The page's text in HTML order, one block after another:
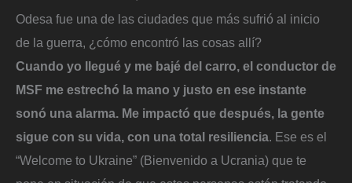
Odesa fue una de las ciudades que más sufrió al inicio
de la guerra, ¿cómo encontró las cosas allí?
Cuando yo llegué y me bajé del carro, el conductor de
MSF me estrechó la mano y justo en ese instante
sonó una alarma. Me impactó que después, la gente
sigue con su vida, con una total resiliencia. Ese es el
“Welcome to Ukraine” (Bienvenido a Ucrania) que te